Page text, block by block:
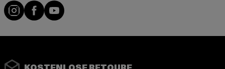
Instagram
FacebookYouTube